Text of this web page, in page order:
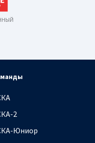
2
Юниор